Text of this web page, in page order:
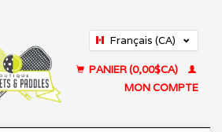
Français (CA)
PANIER (0,00$CA)
MON COMPTE